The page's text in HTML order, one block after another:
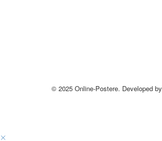
© 2025 Online-Postere. Developed by